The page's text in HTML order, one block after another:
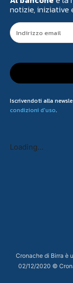
notizie, iniziative
Iscrivendoti alla
condizioni d'uso.
Loading...
Cronache di Birra è
02/12/2020 ©